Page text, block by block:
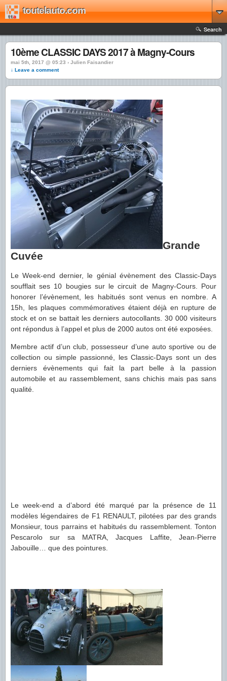
toutelauto.com
Search
10ème CLASSIC DAYS 2017 à Magny-Cours
mai 5th, 2017 @ 05:23 › Julien Faisandier
↓ Leave a comment
Grande
Cuvée
Le Week-end dernier, le génial évènement des Classic-Days
soufflait ses 10 bougies sur le circuit de Magny-Cours. Pour
honorer l’évènement, les habitués sont venus en nombre. A
15h, les plaques commémoratives étaient déjà en rupture de
stock et on se battait les derniers autocollants. 30 000 visiteurs
ont répondus à l’appel et plus de 2000 autos ont été exposées.
Membre actif d’un club, possesseur d’une auto sportive ou de
collection ou simple passionné, les Classic-Days sont un des
derniers évènements qui fait la part belle à la passion
automobile et au rassemblement, sans chichis mais pas sans
qualité.
Le week-end a d’abord été marqué par la présence de 11
modèles légendaires de F1 RENAULT, pilotées par des grands
Monsieur, tous parrains et habitués du rassemblement. Tonton
Pescarolo sur sa MATRA, Jacques Laffite, Jean-Pierre
Jabouille… que des pointures.